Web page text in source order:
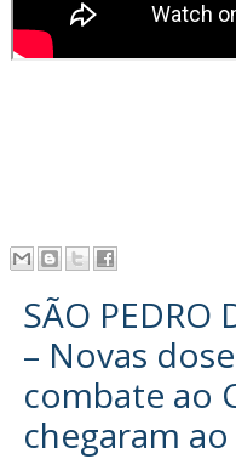
SÃO PEDRO
– Novas
combate ao
chegaram